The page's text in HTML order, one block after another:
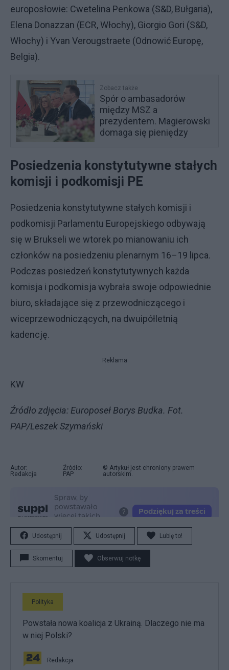
europosłowie: Cwetelina Penkowa (S&D, Bułgaria),
Elena Donazzan (ECR, Włochy), Giorgio Gori (S&D,
Włochy) i Yvan Verougstraete (Odnowić Europę,
Belgia).
Zobacz także
Spór o ambasadorów
między MSZ a
prezydentem. Magierowski
domaga się pieniędzy
Posiedzenia konstytutywne stałych
komisji i podkomisji PE
Posiedzenia konstytutywne stałych komisji i
podkomisji Parlamentu Europejskiego odbywają
się w Brukseli we wtorek po mianowaniu ich
członków na posiedzeniu plenarnym 16–19 lipca.
Podczas posiedzeń konstytutywnych każda
komisja i podkomisja wybrała swoje odpowiednie
biuro, składające się z przewodniczącego i
wiceprzewodniczących, na dwuipółletnią
kadencję.
Reklama
KW
Źródło zdjęcia: Europoseł Borys Budka. Fot.
PAP/Leszek Szymański
Autor:
Redakcja
Źródło:
PAP
© Artykuł jest chroniony prawem
autorskim.
Udostępnij Udostępnij Lubię to!
Skomentuj Obserwuj notkę
Polityka
Powstała nowa koalicja z Ukrainą. Dlaczego nie ma
w niej Polski?
Redakcja